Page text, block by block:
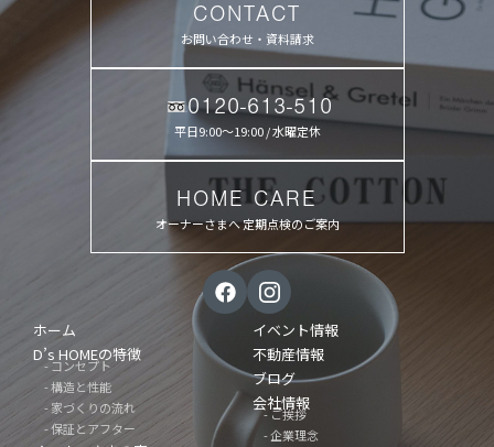
ホーム
D’s HOMEの特徴
- コンセプト
- 構造と性能
- 家づくりの流れ
- 保証とアフター
イベント情報
不動産情報
ブログ
会社情報
- ご挨拶
- 企業理念
お問い合わせ・資料請求
CONTACT
平日9:00〜19:00 / 水曜定休
0120-613-510
オーナーさまへ 定期点検のご案内
HOME CARE